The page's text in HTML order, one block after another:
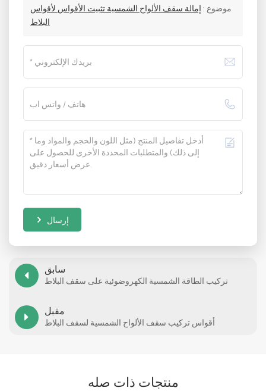
موضوع : إمالة سقف الألواح الشمسية تثبيت الأقواس لأقواس
البلاط
إرسال
سابق
تركيب الطاقة الشمسية الكهروضوئية على سقف البلاط
مقبل
أقواس تركيب سقف الألواح الشمسية لسقف البلاط
منتجات ذات صله